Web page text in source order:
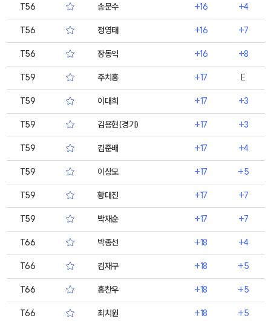
T56 송문수 +16 +4
T56 정영태 +16 +7
T56 장동익 +16 +8
T59 주치홍 +17 E
T59 이대희 +17 +3
T59 김용현(경기) +17 +3
T59 김준배 +17 +4
T59 이상모 +17 +5
T59 황대진 +17 +7
T59 박재순 +17 +7
T66 박종선 +18 +4
T66 김재구 +18 +5
T66 홍찬우 +18 +5
T66 최치원 +18 +5